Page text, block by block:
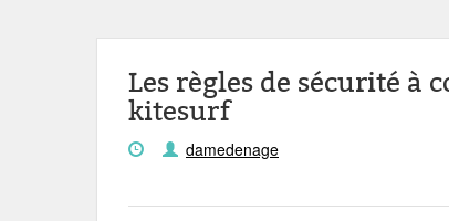
Les règles de sécurité à
kitesurf
damedenage